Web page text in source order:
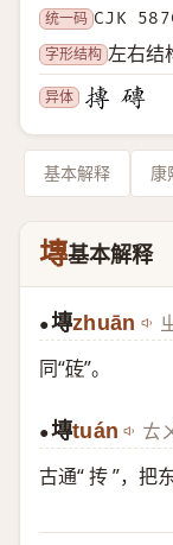
统一码 CJK
字形结构 左右结
异体
基本解释 康
塼基本解释
●塼zhuān
同“砖”。
●塼tuán ㄊ
古通“ 抟 ”，把